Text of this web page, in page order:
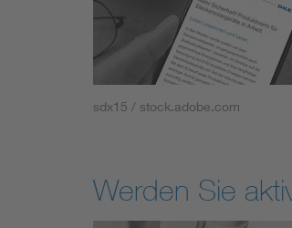
sdx15 / stock.adobe.com
Werden Sie